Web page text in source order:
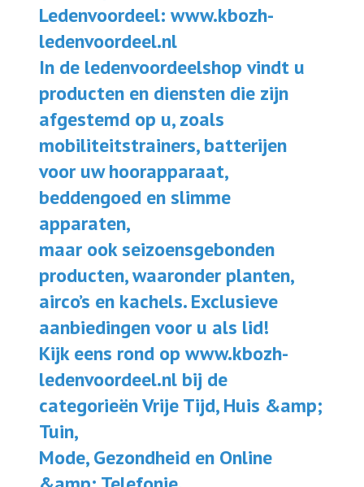
Ledenvoordeel: www.kbozh-
ledenvoordeel.nl
In de ledenvoordeelshop vindt u
producten en diensten die zijn
afgestemd op u, zoals
mobiliteitstrainers, batterijen
voor uw hoorapparaat,
beddengoed en slimme
apparaten,
maar ook seizoensgebonden
producten, waaronder planten,
airco’s en kachels. Exclusieve
aanbiedingen voor u als lid!
Kijk eens rond op www.kbozh-
ledenvoordeel.nl bij de
categorieën Vrije Tijd, Huis &amp;
Tuin,
Mode, Gezondheid en Online